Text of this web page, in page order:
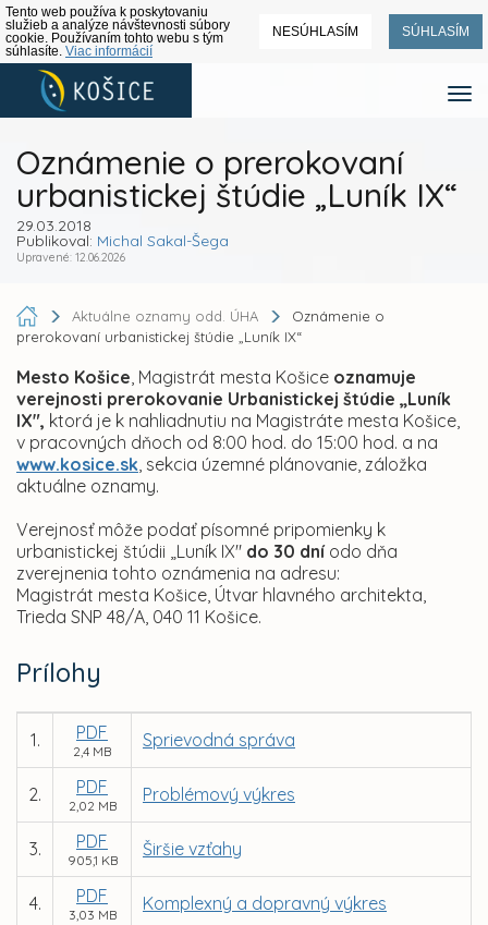
Tento web používa k poskytovaniu
služieb a analýze návštevnosti súbory
cookie. Používaním tohto webu s tým
súhlasíte. Viac informácií
NESÚHLASÍM SÚHLASÍM
Oznámenie o prerokovaní
urbanistickej štúdie „Luník IX“
29.03.2018
Publikoval: Michal Sakal-Šega
Upravené: 12.06.2026
Aktuálne oznamy odd. ÚHA
Oznámenie o
prerokovaní urbanistickej štúdie „Luník IX“
Mesto Košice, Magistrát mesta Košice oznamuje
verejnosti prerokovanie Urbanistickej štúdie „Luník
IX", ktorá je k nahliadnutiu na Magistráte mesta Košice,
v pracovných dňoch od 8:00 hod. do 15:00 hod. a na
www.kosice.sk, sekcia územné plánovanie, záložka
aktuálne oznamy.
Verejnosť môže podať písomné pripomienky k
urbanistickej štúdii „Luník IX" do 30 dníodo dňa
zverejnenia tohto oznámenia na adresu:
Magistrát mesta Košice, Útvar hlavného architekta,
Trieda SNP 48/A, 040 11 Košice.
Prílohy
1. PDF
2,4 MB
Sprievodná správa
2. PDF
2,02 MB
Problémový výkres
3. PDF
905,1 KB
Širšie vzťahy
4. PDF
3,03 MB
Komplexný a dopravný výkres